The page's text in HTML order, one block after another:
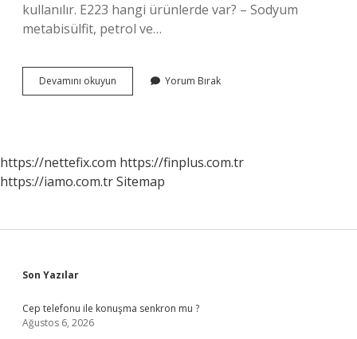
kullanılır. E223 hangi ürünlerde var? – Sodyum
metabisülfit, petrol ve…
Devamını okuyun
E223
Yorum Bırak
https://nettefix.com https://finplus.com.tr
https://iamo.com.trSitemap
Sidebar
Son Yazılar
Cep telefonu ile konuşma senkron mu ?
Ağustos 6, 2026